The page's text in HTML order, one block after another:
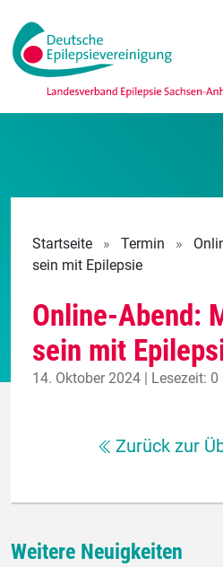
Startseite » Termin »
sein mit Epilepsie
Online-Abend:
sein mit
14. Oktober 2024 | Lesezeit:
Zurück zur
Weitere Neuigkeiten